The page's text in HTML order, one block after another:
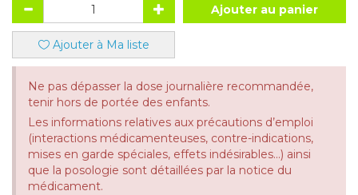
Ajouter au panier
Ajouter à Ma liste
Ne pas dépasser la dose journalière recommandée,
tenir hors de portée des enfants.
Les informations relatives aux précautions d’emploi
(interactions médicamenteuses, contre-indications,
mises en garde spéciales, effets indésirables...) ainsi
que la posologie sont détaillées par la notice du
médicament.